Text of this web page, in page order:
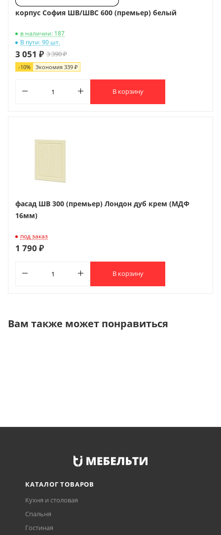
корпус София ШВ/ШВС 600 (премьер) белый
в наличии: 187
В пути: 90 шт.
3 051 ₽ 3 390 ₽
-10% Экономия 339 ₽
В корзину
фасад ШВ 300 (премьер) Лондон дуб крем (МДФ
16мм)
под заказ
1 790 ₽
В корзину
Вам также может понравиться
КАТАЛОГ ТОВАРОВ
Кухня и столовая
Спальня
Гостиная